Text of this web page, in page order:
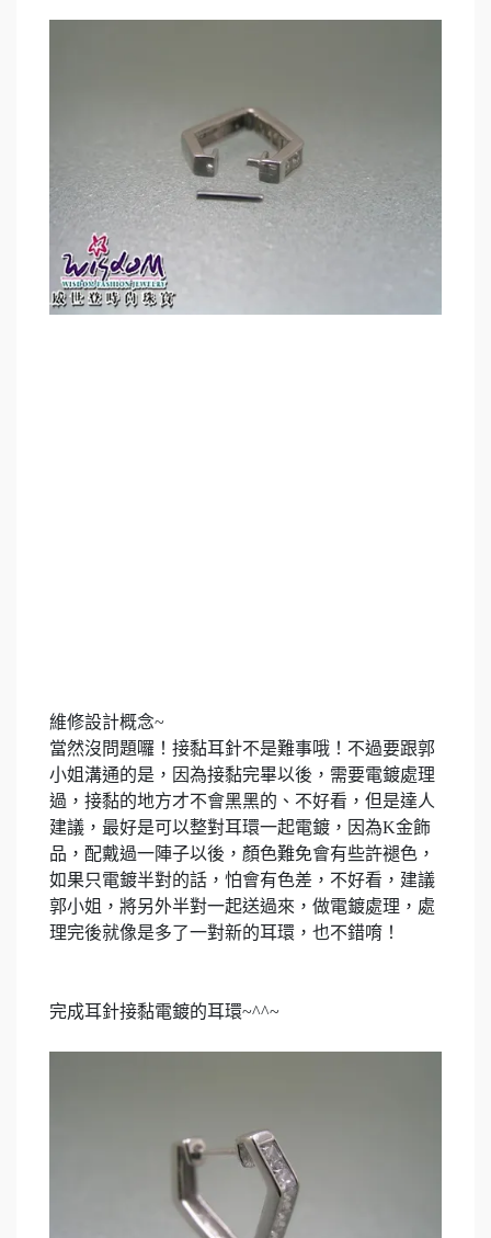
維修設計概念~
當然沒問題囉！接黏耳針不是難事哦！不過要跟郭
小姐溝通的是，因為接黏完畢以後，需要電鍍處理
過，接黏的地方才不會黑黑的、不好看，但是達人
建議，最好是可以整對耳環一起電鍍，因為K金飾
品，配戴過一陣子以後，顏色難免會有些許褪色，
如果只電鍍半對的話，怕會有色差，不好看，建議
郭小姐，將另外半對一起送過來，做電鍍處理，處
理完後就像是多了一對新的耳環，也不錯唷！
完成耳針接黏電鍍的耳環~^^~